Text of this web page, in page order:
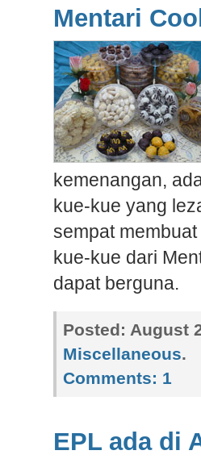
Mentari
kemenangan,
kue-kue yang
sempat
kue-kue dari
dapat berguna.
Posted: August
Miscellaneous.
Comments: 1
EPL ada di